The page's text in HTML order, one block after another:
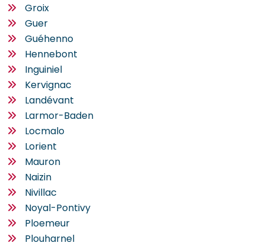
Groix
Guer
Guéhenno
Hennebont
Inguiniel
Kervignac
Landévant
Larmor-Baden
Locmalo
Lorient
Mauron
Naizin
Nivillac
Noyal-Pontivy
Ploemeur
Plouharnel